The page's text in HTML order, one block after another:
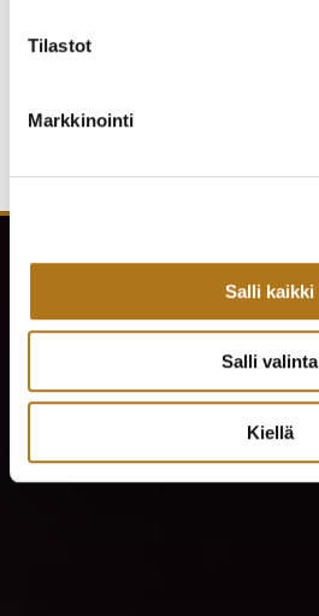
Tilastot
Markkinointi
Salli kaikki
Salli valinta
Kiellä